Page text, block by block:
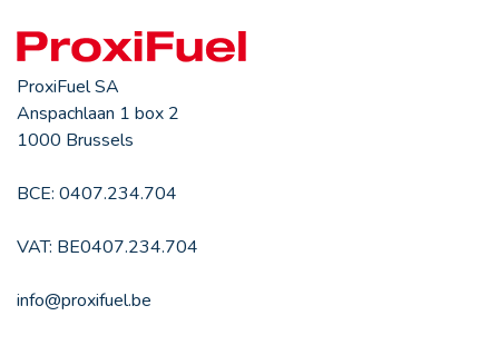
ProxiFuel SA
Anspachlaan 1 box 2
1000 Brussels
BCE: 0407.234.704
VAT: BE0407.234.704
info@proxifuel.be